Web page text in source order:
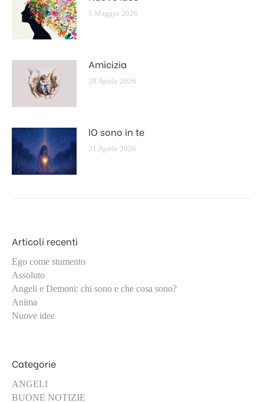
5 Maggio 2026
Amicizia
28 Aprile 2026
IO sono in te
21 Aprile 2026
Articoli recenti
Ego come stumento
Assoluto
Angeli e Demoni: chi sono e che cosa sono?
Anima
Nuove idee
Categorie
ANGELI
BUONE NOTIZIE